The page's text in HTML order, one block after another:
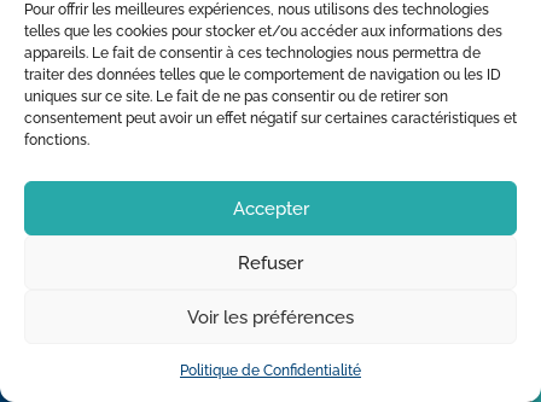
Pour offrir les meilleures expériences, nous utilisons des technologies
telles que les cookies pour stocker et/ou accéder aux informations des
appareils. Le fait de consentir à ces technologies nous permettra de
traiter des données telles que le comportement de navigation ou les ID
uniques sur ce site. Le fait de ne pas consentir ou de retirer son
consentement peut avoir un effet négatif sur certaines caractéristiques et
fonctions.
Accepter
Refuser
Voir les préférences
Politique de Confidentialité
Manchon
réduit
Coude 90°
mixte
femelle à coller x
femelle à visser,